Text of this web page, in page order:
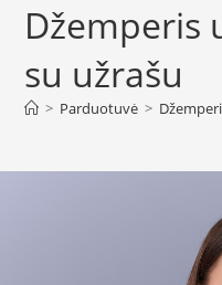
Džemperis
su užrašu
> Parduotuvė >